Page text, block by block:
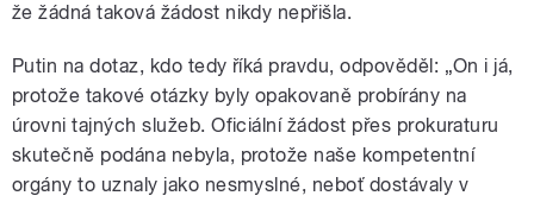
že žádná taková žádost nikdy nepřišla.
Putin na dotaz, kdo tedy říká pravdu, odpověděl: „On i já,
protože takové otázky byly opakovaně probírány na
úrovni tajných služeb. Oficiální žádost přes prokuraturu
skutečně podána nebyla, protože naše kompetentní
orgány to uznaly jako nesmyslné, neboť dostávaly v